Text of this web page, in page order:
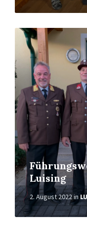
Luising
2. August 2022in
Weiterlesen